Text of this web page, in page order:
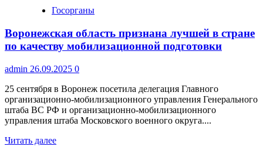
Госорганы
Воронежская область признана лучшей в стране
по качеству мобилизационной подготовки
admin 26.09.2025 0
25 сентября в Воронеж посетила делегация Главного
организационно-мобилизационного управления Генерального
штаба ВС РФ и организационно-мобилизационного
управления штаба Московского военного округа....
Читать далееПрочитать